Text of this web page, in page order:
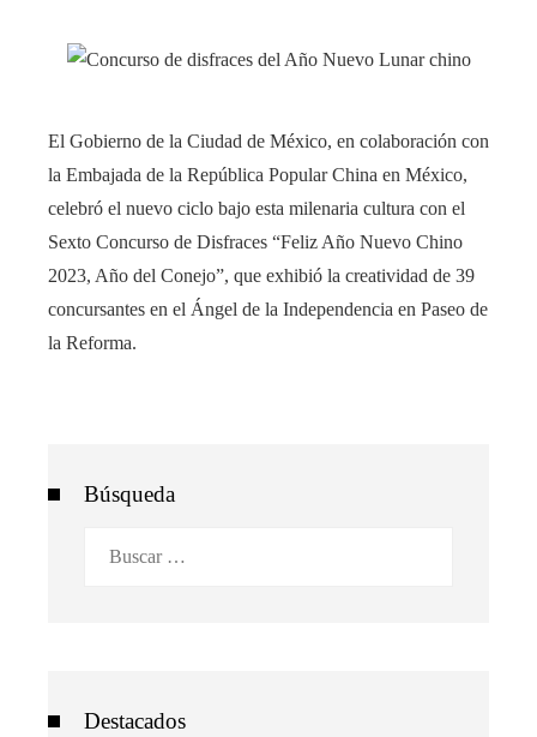
El Gobierno de la Ciudad de México, en colaboración con
la Embajada de la República Popular China en México,
celebró el nuevo ciclo bajo esta milenaria cultura con el
Sexto Concurso de Disfraces “Feliz Año Nuevo Chino
2023, Año del Conejo”, que exhibió la creatividad de 39
concursantes en el Ángel de la Independencia en Paseo de
la Reforma.
Búsqueda
Destacados